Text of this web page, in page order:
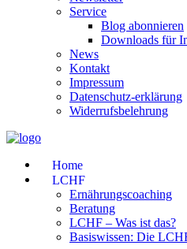
Service
Blog abonnieren
Downloads für
News
Kontakt
Impressum
Datenschutz-erklärung
Widerrufsbelehrung
Home
LCHF
Ernährungscoaching
Beratung
LCHF – Was ist das?
Basiswissen: Die